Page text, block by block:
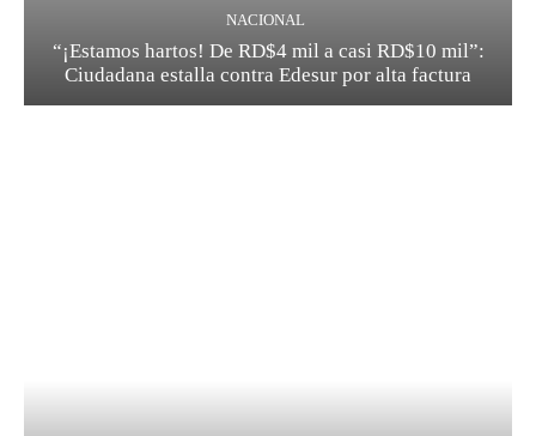
NACIONAL
“¡Estamos hartos! De RD$4 mil a casi RD$10 mil”:
Ciudadana estalla contra Edesur por alta factura